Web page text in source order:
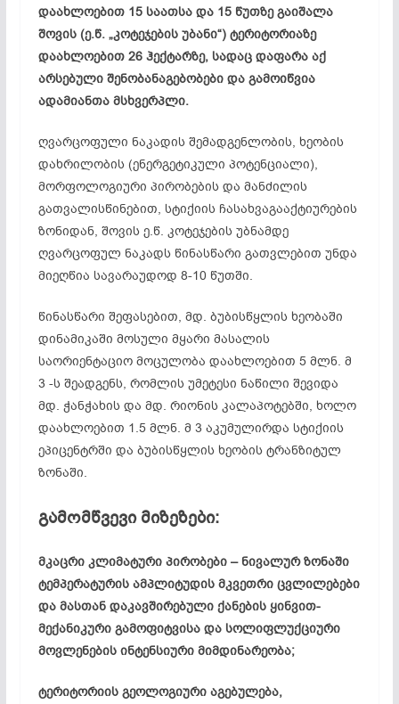
დაახლოებით 15 საათსა და 15 წუთზე გაიშალა
შოვის (ე.წ. „კოტეჯების უბანი“) ტერიტორიაზე
დაახლოებით 26 ჰექტარზე, სადაც დაფარა აქ
არსებული შენობანაგებობები და გამოიწვია
ადამიანთა მსხვერპლი.
ღვარცოფული ნაკადის შემადგენლობის, ხეობის
დახრილობის (ენერგეტიკული პოტენციალი),
მორფოლოგიური პირობების და მანძილის
გათვალისწინებით, სტიქიის ჩასახვაგააქტიურების
ზონიდან, შოვის ე.წ. კოტეჯების უბნამდე
ღვარცოფულ ნაკადს წინასწარი გათვლებით უნდა
მიეღწია სავარაუდოდ 8-10 წუთში.
წინასწარი შეფასებით, მდ. ბუბისწყლის ხეობაში
დინამიკაში მოსული მყარი მასალის
საორიენტაციო მოცულობა დაახლოებით 5 მლნ. მ
3 -ს შეადგენს, რომლის უმეტესი ნაწილი შევიდა
მდ. ჭანჭახის და მდ. რიონის კალაპოტებში, ხოლო
დაახლოებით 1.5 მლნ. მ 3 აკუმულირდა სტიქიის
ეპიცენტრში და ბუბისწყლის ხეობის ტრანზიტულ
ზონაში.
გამომწვევი მიზეზები:
მკაცრი კლიმატური პირობები – ნივალურ ზონაში
ტემპერატურის ამპლიტუდის მკვეთრი ცვლილებები
და მასთან დაკავშირებული ქანების ყინვით-
მექანიკური გამოფიტვისა და სოლიფლუქციური
მოვლენების ინტენსიური მიმდინარეობა;
ტერიტორიის გეოლოგიური აგებულება,